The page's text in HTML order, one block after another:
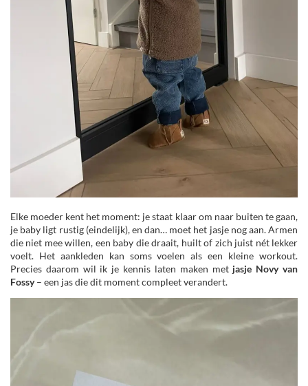
Elke moeder kent het moment: je staat klaar om naar buiten te gaan,
je baby ligt rustig (eindelijk), en dan… moet het jasje nog aan. Armen
die niet mee willen, een baby die draait, huilt of zich juist nét lekker
voelt. Het aankleden kan soms voelen als een kleine workout.
Precies daarom wil ik je kennis laten maken met jasje Novy van
Fossy– een jas die dit moment compleet verandert.